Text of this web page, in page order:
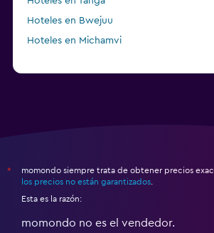
Hoteles en Bwejuu
Hoteles en Michamvi
*
momondo siempre trata de obtener precios
los precios no están garantizados
Esta es la razón:
momondo no es el vendedor.